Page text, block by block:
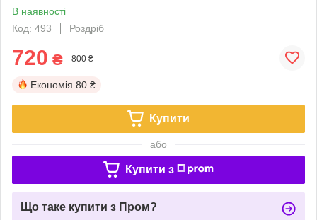
В наявності
Код: 493
Роздріб
720 ₴ 800 ₴
Економія 80 ₴
Купити
або
Купити з
Що таке купити з Пром?